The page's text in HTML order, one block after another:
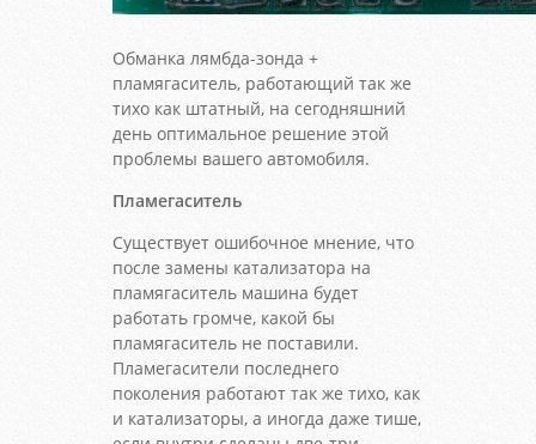
Обманка лямбда-зонда +
пламягаситель, работающий так же
тихо как штатный, на сегодняшний
день оптимальное решение этой
проблемы вашего автомобиля.
Пламегаситель
Существует ошибочное мнение, что
после замены катализатора на
пламягаситель машина будет
работать громче, какой бы
пламягаситель не поставили.
Пламегасители последнего
поколения работают так же тихо, как
и катализаторы, а иногда даже тише,